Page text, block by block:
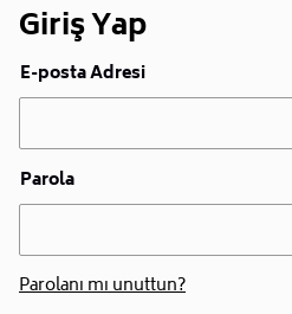
Giriş Yap
E-posta Adresi
Parola
Parolanı mı unuttun?